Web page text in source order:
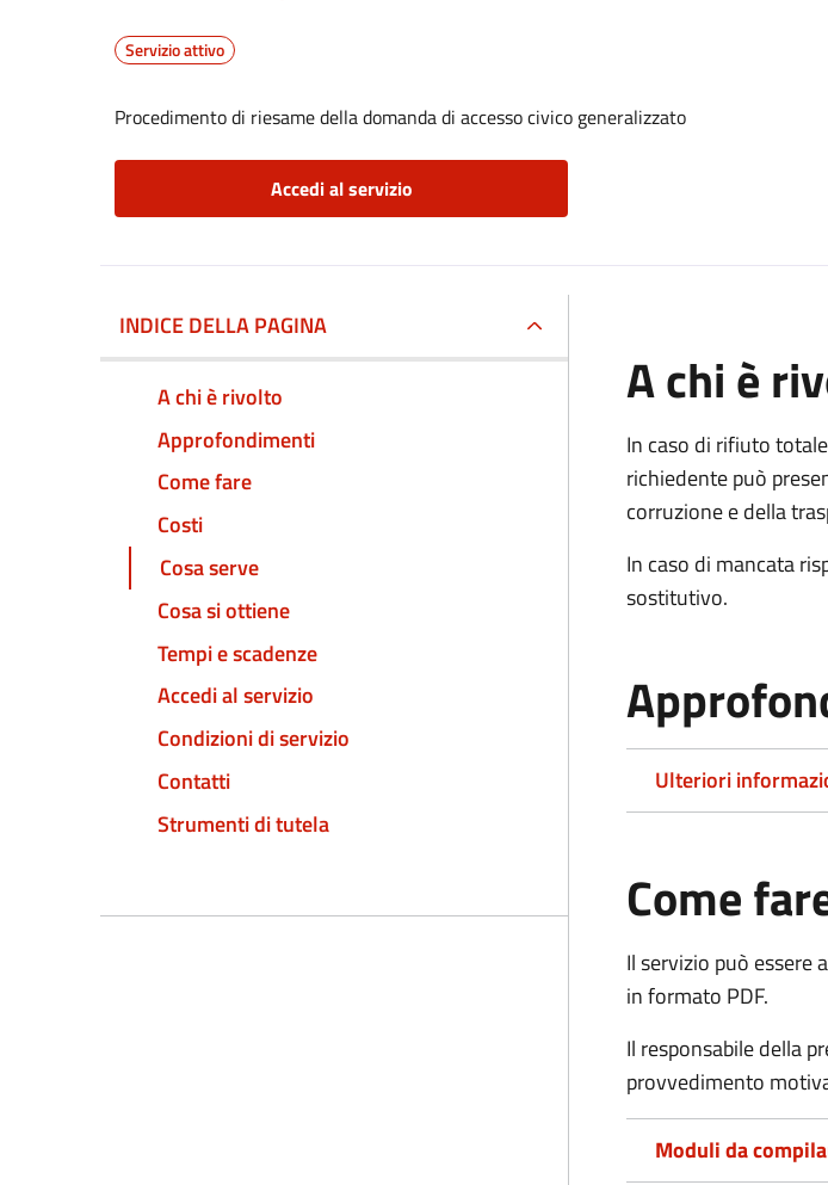
Servizio attivo
Procedimento di riesame della domanda di accesso civico generalizzato
Accedi al servizio
INDICE DELLA PAGINA
A chi è rivolto
Approfondimenti
Come fare
Costi
Cosa serve
Cosa si ottiene
Tempi e scadenze
Accedi al servizio
Condizioni di servizio
Contatti
Strumenti di tutela
A chi è
In caso di rifiuto
richiedente può
corruzione e della
In caso di mancata
sostitutivo.
Ulteriori
Come
Il servizio può
in formato PDF.
Il responsabile della
provvedimento
Moduli da